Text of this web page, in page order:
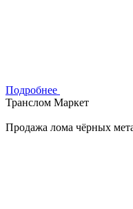
Подробнее
Транслом Маркет
Продажа лома чёрных